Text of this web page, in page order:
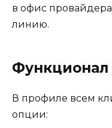
в офис
линию.
Функционал
В профиле всем
опции: